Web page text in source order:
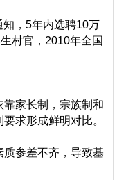
，5年内选聘10万
村官，2010年全国
家长制，宗族制和
求形成鲜明对比。
参差不齐，导致基